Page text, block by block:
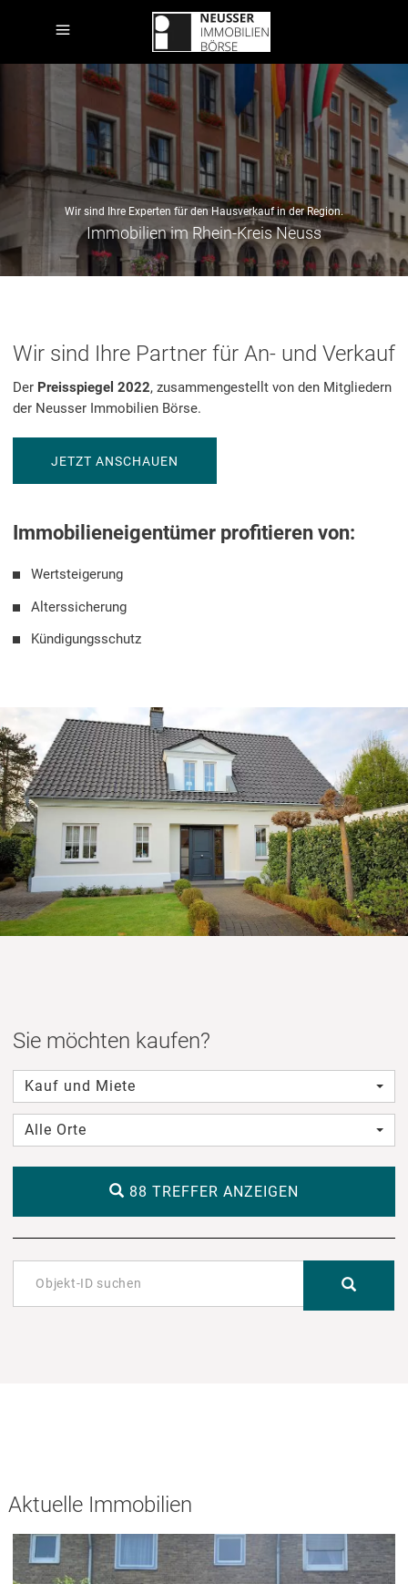
Wir sind Ihre Experten für den Hausverkauf in der Region.
Immobilien im Rhein-Kreis Neuss
Wir sind Ihre Partner für An- und Verkauf
Der Preisspiegel 2022, zusammengestellt von den Mitgliedern
der Neusser Immobilien Börse.
JETZT ANSCHAUEN
Immobilieneigentümer profitieren von:
Wertsteigerung
Alterssicherung
Kündigungsschutz
Sie möchten kaufen?
Kauf und Miete
Alle Orte
88 TREFFER ANZEIGEN
Aktuelle Immobilien